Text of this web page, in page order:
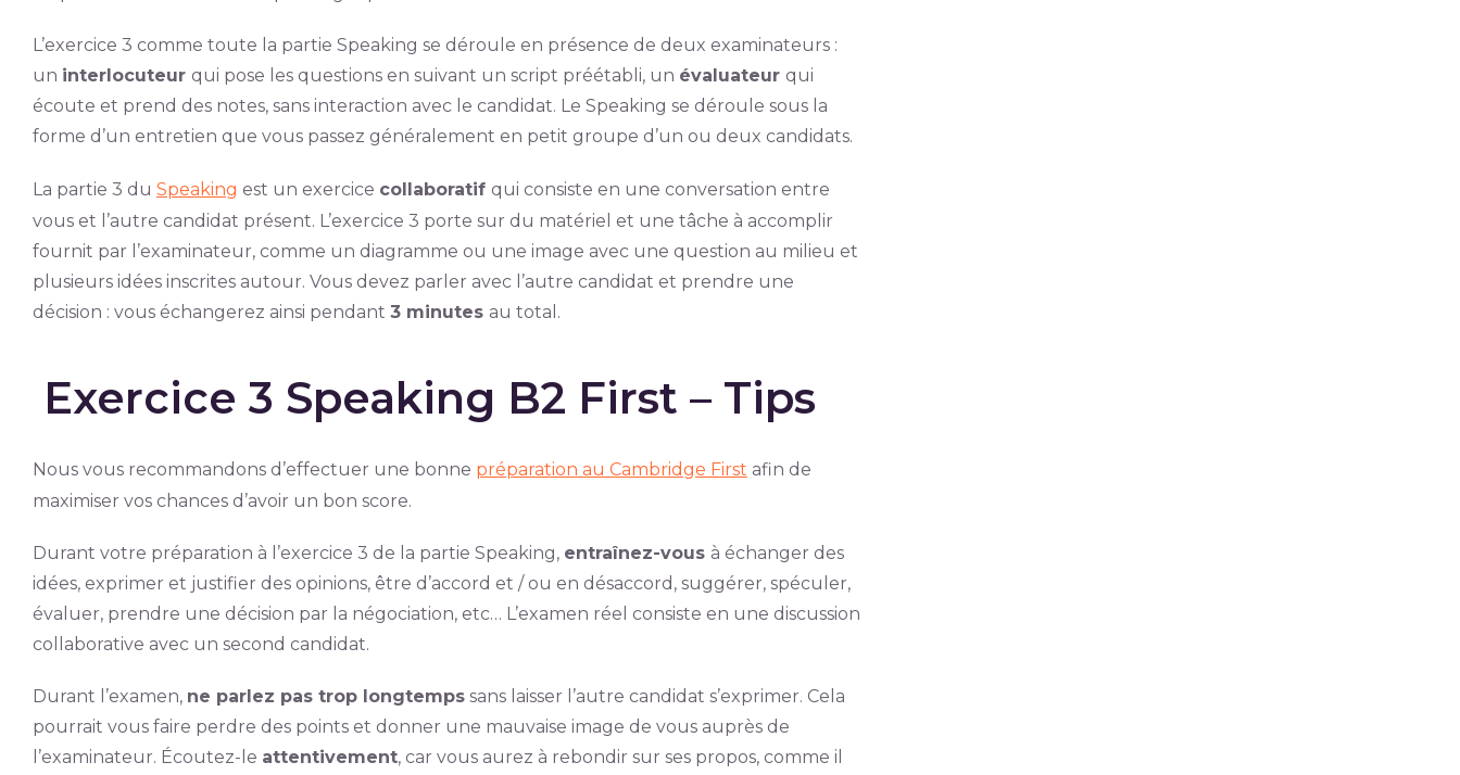
L’exercice 3 comme toute la partie Speaking se déroule en présence de deux examinateurs :
un interlocuteur qui pose les questions en suivant un script préétabli, un évaluateur qui
écoute et prend des notes, sans interaction avec le candidat. Le Speaking se déroule sous la
forme d’un entretien que vous passez généralement en petit groupe d’un ou deux candidats.
La partie 3 du Speaking est un exercice collaboratif qui consiste en une conversation entre
vous et l’autre candidat présent. L’exercice 3 porte sur du matériel et une tâche à accomplir
fournit par l’examinateur, comme un diagramme ou une image avec une question au milieu et
plusieurs idées inscrites autour. Vous devez parler avec l’autre candidat et prendre une
décision : vous échangerez ainsi pendant 3 minutes au total.
Exercice 3 Speaking B2 First – Tips
Nous vous recommandons d’effectuer une bonne préparation au Cambridge First afin de
maximiser vos chances d’avoir un bon score.
Durant votre préparation à l’exercice 3 de la partie Speaking, entraînez-vous à échanger des
idées, exprimer et justifier des opinions, être d’accord et / ou en désaccord, suggérer, spéculer,
évaluer, prendre une décision par la négociation, etc… L’examen réel consiste en une discussion
collaborative avec un second candidat.
Durant l’examen, ne parlez pas trop longtemps sans laisser l’autre candidat s’exprimer. Cela
pourrait vous faire perdre des points et donner une mauvaise image de vous auprès de
l’examinateur. Écoutez-le attentivement, car vous aurez à rebondir sur ses propos, comme il